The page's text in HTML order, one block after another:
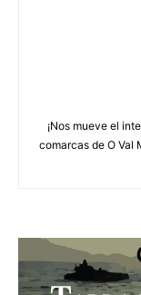
¡Nos mueve el
comarcas de O Val